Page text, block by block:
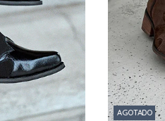
AGOTADO